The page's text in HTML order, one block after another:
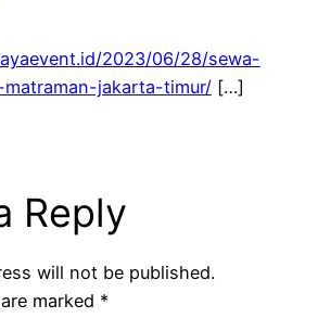
2023/06/28/sewa-
jakarta-timur/[…]
Reply
will not be published.
marked *